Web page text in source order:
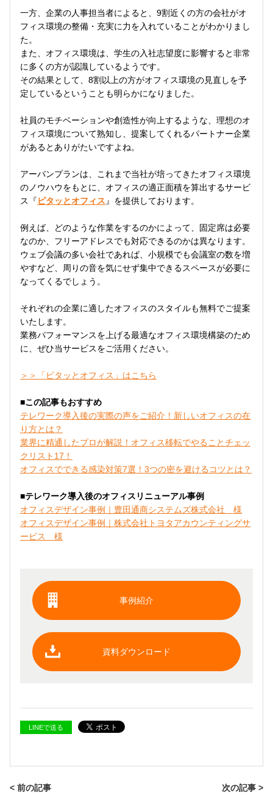
一方、企業の人事担当者によると、9割近くの方の会社がオ
フィス環境の整備・充実に力を入れていることがわかりまし
た。
また、オフィス環境は、学生の入社志望度に影響すると非常
に多くの方が認識しているようです。
その結果として、8割以上の方がオフィス環境の見直しを予
定しているということも明らかになりました。
社員のモチベーションや創造性が向上するような、理想のオ
フィス環境について熟知し、提案してくれるパートナー企業
があるとありがたいですよね。
アーバンプランは、これまで当社が培ってきたオフィス環境
のノウハウをもとに、オフィスの適正面積を算出するサービ
ス『ピタッとオフィス』を提供しております。
例えば、どのような作業をするのかによって、固定席は必要
なのか、フリーアドレスでも対応できるのかは異なります。
ウェブ会議の多い会社であれば、小規模でも会議室の数を増
やすなど、周りの音を気にせず集中できるスペースが必要に
なってくるでしょう。
それぞれの企業に適したオフィスのスタイルも無料でご提案
いたします。
業務パフォーマンスを上げる最適なオフィス環境構築のため
に、ぜひ当サービスをご活用ください。
＞＞「ピタッとオフィス」はこちら
■この記事もおすすめ
テレワーク導入後の実際の声をご紹介！新しいオフィスの在
り方とは？
業界に精通したプロが解説！オフィス移転でやることチェッ
クリスト17！
オフィスでできる感染対策7選！3つの密を避けるコツとは？
■テレワーク導入後のオフィスリニューアル事例
オフィスデザイン事例｜豊田通商システムズ株式会社 様
オフィスデザイン事例｜株式会社トヨタアカウンティングサ
ービス 様
事例紹介
資料ダウンロード
LINEで送る
< 前の記事 次の記事 >